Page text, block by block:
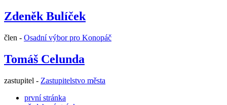
Zdeněk Bulíček
člen - Osadní výbor pro Konopáč
Tomáš Celunda
zastupitel - Zastupitelstvo města
první stránka